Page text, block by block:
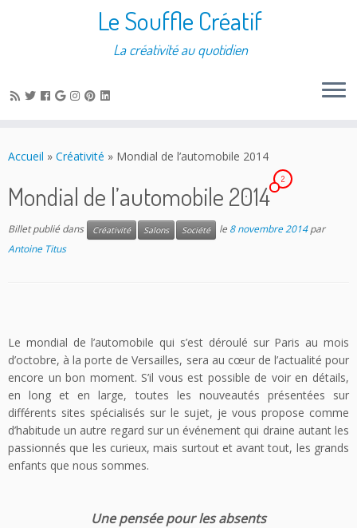
Le Souffle Créatif
La créativité au quotidien
Accueil » Créativité » Mondial de l’automobile 2014
Mondial de l’automobile 2014
2
Billet publié dans Créativité Salons Société le 8 novembre 2014 par
Antoine Titus
Le mondial de l’automobile qui s’est déroulé sur Paris au mois
d’octobre, à la porte de Versailles, sera au cœur de l’actualité pour
encore un bon moment. S’il vous est possible de voir en détails,
en long et en large, toutes les nouveautés présentées sur
différents sites spécialisés sur le sujet, je vous propose comme
d’habitude un autre regard sur un événement qui draine autant les
passionnés que les curieux, mais surtout et avant tout, les grands
enfants que nous sommes.
Une pensée pour les absents